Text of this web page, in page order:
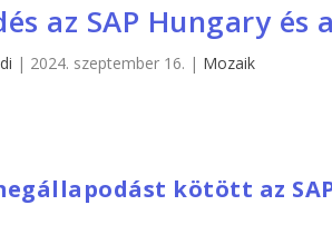
az SAP Hungary és
| 2024. szeptember 16. | Mozaik
kötött az